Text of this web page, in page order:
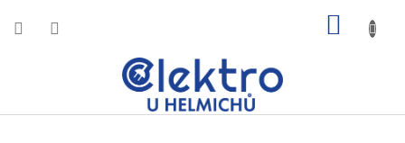
na
KOŠÍK